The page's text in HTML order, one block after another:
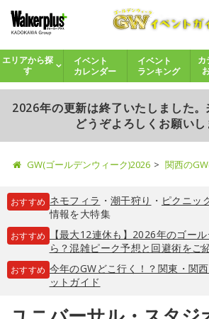
エリアから探
す
イベント
カレンダー
イベント
ランキング
カ
2026年の更新は終了いたしました
どうぞよろしくお願いし
GW(ゴールデンウィーク)2026 関西の
おすすめ ネモフィラ ・ 潮干狩り ・ ピクニッ
情報を大特集
おすすめ
【最大12連休も】2026年のゴー
ら？混雑ピーク予想と回避術をご
おすすめ 今年のGWどこ行く！？関東・関
ットガイド